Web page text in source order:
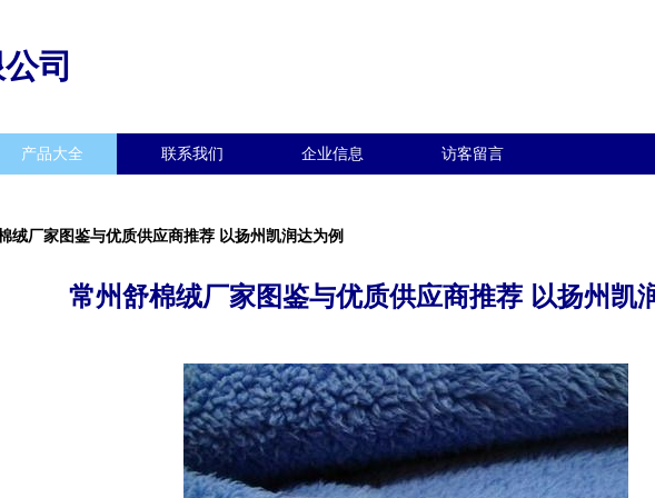
司
产品大全 联系我们 企业信息 访客留言
绒厂家图鉴与优质供应商推荐 以扬州凯润达为例
常州舒棉绒厂家图鉴与优质供应商推荐 以扬州凯